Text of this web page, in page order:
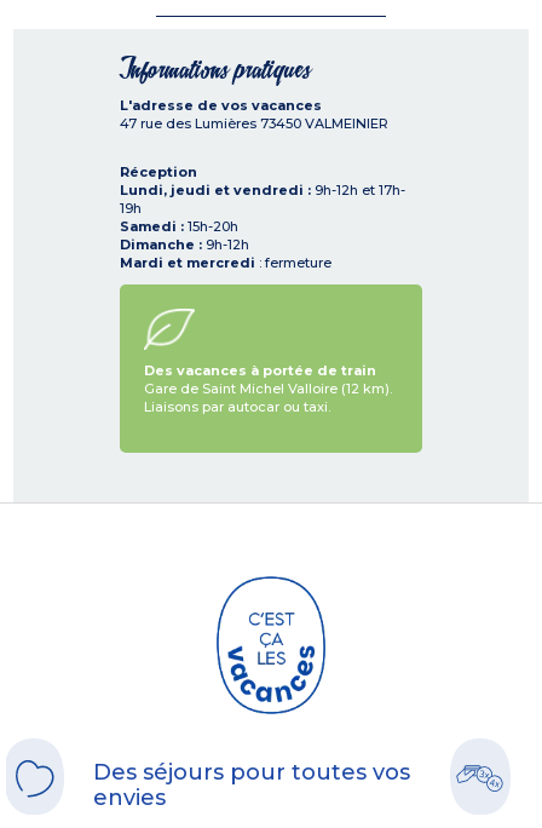
Informations pratiques
L'adresse de vos vacances
47 rue des Lumières 73450 VALMEINIER
Réception
Lundi, jeudi et vendredi : 9h-12h et 17h-
19h
Samedi : 15h-20h
Dimanche : 9h-12h
Mardi et mercredi : fermeture
Des vacances à portée de train
Gare de Saint Michel Valloire (12 km).
Liaisons par autocar ou taxi.
Des séjours pour toutes vos
envies